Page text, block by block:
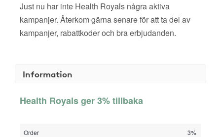
Just nu har inte Health Royals några aktiva
kampanjer. Återkom gärna senare för att ta del av
kampanjer, rabattkoder och bra erbjudanden.
Information
Health Royals ger 3% tillbaka
Order 3%